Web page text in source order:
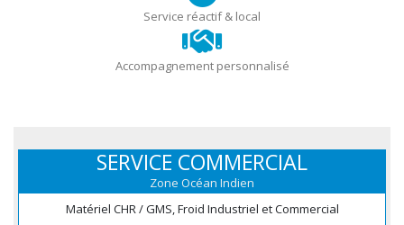
Service réactif & local
Accompagnement personnalisé
SERVICE COMMERCIAL
Zone Océan Indien
Matériel CHR / GMS, Froid Industriel et Commercial